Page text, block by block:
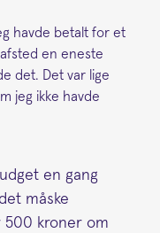
havde betalt for et
en eneste
det. Det var lige
jeg ikke havde
en gang
måske
500 kroner om